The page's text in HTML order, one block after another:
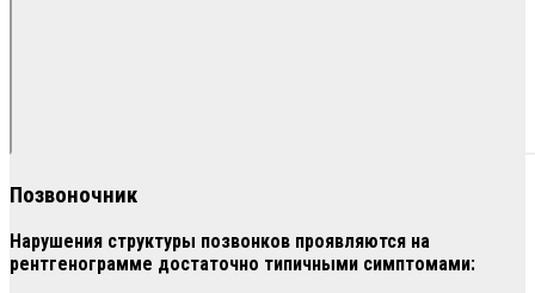
Позвоночник
Нарушения структуры позвонков проявляются на
рентгенограмме достаточно типичными симптомами: